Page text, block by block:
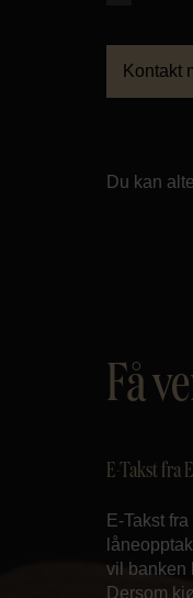
Kontakt
Du kan
Få
E-Takst fra
E-Takst
vil banken
Dersom